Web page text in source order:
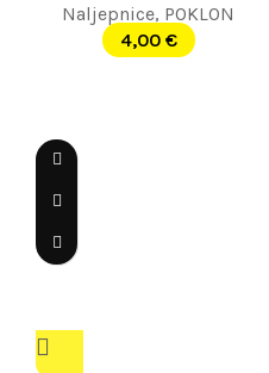
Naljepnice, POKLON
4,00 €